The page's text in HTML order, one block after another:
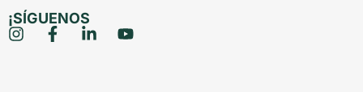
¡SÍGUENOS